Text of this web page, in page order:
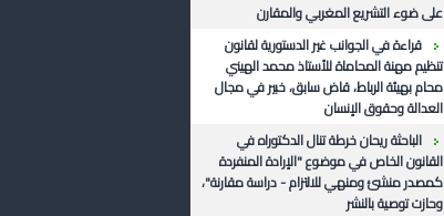
على ضوء التشريع المغربي والمقارن
قراءة في الجوانب غير الدستورية لقانون
تنظيم مهنة المحاماة للأستاذ محمد الهيني
محام بهيئة الرباط، قاض سابق، خبير في مجال
العدالة وحقوق الإنسان
الباحثة ريحان خرطة تنال الدكتوراه في
القانون الخاص في موضوع "الإرادة المنفردة
كمصدر منشئ ومنهي للالتزام - دراسة مقارنة"،
وحازت توصية بالنشر